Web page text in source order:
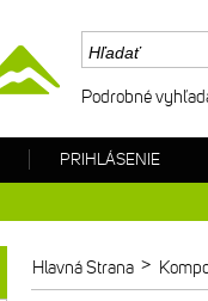
Hlavná Strana >
Podrobné
PRIHLÁSENIE